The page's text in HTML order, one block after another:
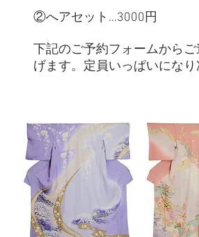
②へアセット…3000円
下記のご予約フォームから
げます。定員いっぱいにな